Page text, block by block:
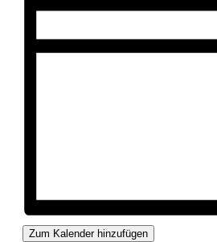
Zum Kalender hinzufügen